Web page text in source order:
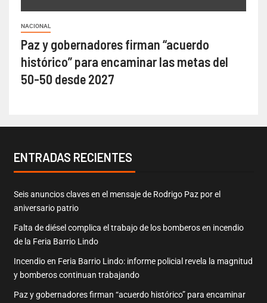
NACIONAL
Paz y gobernadores firman “acuerdo
histórico” para encaminar las metas del
50-50 desde 2027
ENTRADAS RECIENTES
Seis anuncios claves en el mensaje de Rodrigo Paz por el
aniversario patrio
Falta de diésel complica el trabajo de los bomberos en incendio
de la Feria Barrio Lindo
Incendio en Feria Barrio Lindo: informe policial revela la magnitud
y bomberos continuan trabajando
Paz y gobernadores firman “acuerdo histórico” para encaminar